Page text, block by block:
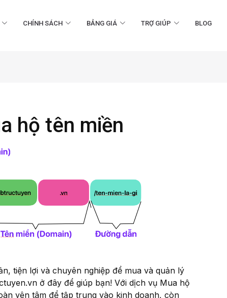
CHÍNH SÁCH BẢNG GIÁ TRỢ GIÚP BLOG
hộ tên miền
tiện lợi và chuyên nghiệp để mua và quản lý
ở đây để giúp bạn! Với dịch vụ Mua hộ
yên tâm để tập trung vào kinh doanh, còn